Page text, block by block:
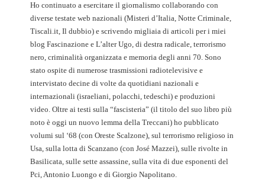
Ho continuato a esercitare il giornalismo collaborando con
diverse testate web nazionali (Misteri d’Italia, Notte Criminale,
Tiscali.it, Il dubbio) e scrivendo migliaia di articoli per i miei
blog Fascinazione e L’alter Ugo, di destra radicale, terrorismo
nero, criminalità organizzata e memoria degli anni 70. Sono
stato ospite di numerose trasmissioni radiotelevisive e
intervistato decine di volte da quotidiani nazionali e
internazionali (israeliani, polacchi, tedeschi) e produzioni
video. Oltre ai testi sulla “fascisteria” (il titolo del suo libro più
noto è oggi un nuovo lemma della Treccani) ho pubblicato
volumi sul ‘68 (con Oreste Scalzone), sul terrorismo religioso in
Usa, sulla lotta di Scanzano (con José Mazzei), sulle rivolte in
Basilicata, sulle sette assassine, sulla vita di due esponenti del
Pci, Antonio Luongo e di Giorgio Napolitano.